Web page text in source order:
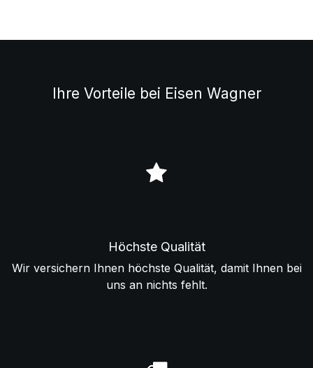
Ihre Vorteile bei Eisen Wagner
Höchste Qualität
Wir versichern Ihnen höchste Qualität, damit Ihnen bei
uns an nichts fehlt.